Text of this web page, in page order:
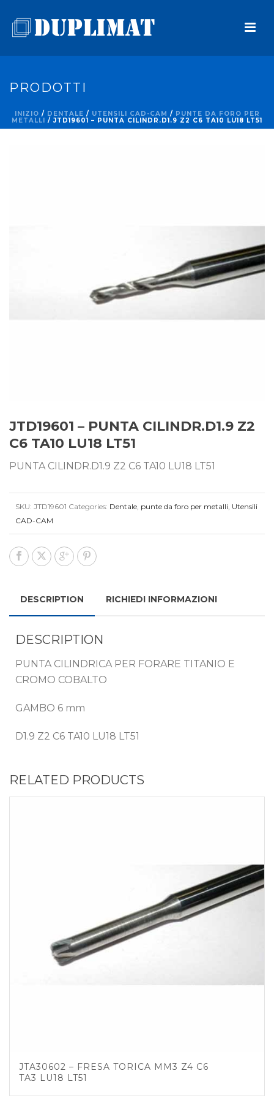
PRODOTTI
INIZIO / DENTALE / UTENSILI CAD-CAM / PUNTE DA FORO PER
METALLI / JTD19601 – PUNTA CILINDR.D1.9 Z2 C6 TA10 LU18 LT51
JTD19601 – PUNTA CILINDR.D1.9 Z2
C6 TA10 LU18 LT51
PUNTA CILINDR.D1.9 Z2 C6 TA10 LU18 LT51
SKU: JTD19601 Categories: Dentale, punte da foro per metalli, Utensili
CAD-CAM
DESCRIPTION RICHIEDI INFORMAZIONI
DESCRIPTION
PUNTA CILINDRICA PER FORARE TITANIO E
CROMO COBALTO
GAMBO 6 mm
D1.9 Z2 C6 TA10 LU18 LT51
RELATED PRODUCTS
JTA30602 – FRESA TORICA MM3 Z4 C6
TA3 LU18 LT51